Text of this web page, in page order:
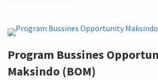
Program Bussines
Maksindo (BOM)